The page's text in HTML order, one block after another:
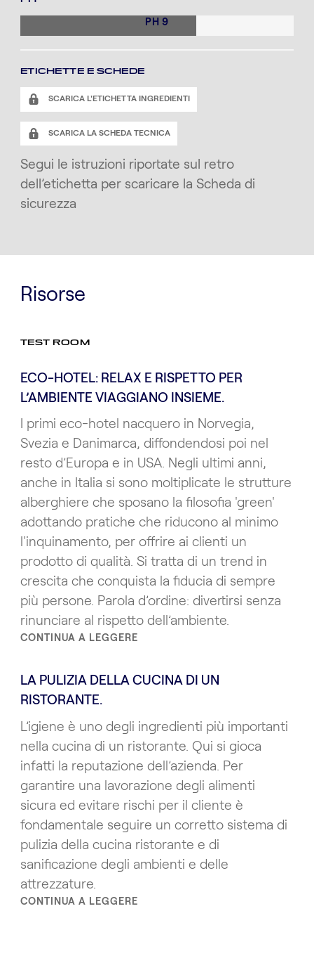
PH 9
ETICHETTE E SCHEDE
SCARICA L'ETICHETTA INGREDIENTI
SCARICA LA SCHEDA TECNICA
Segui le istruzioni riportate sul retro
dell’etichetta per scaricare la Scheda di
sicurezza
Risorse
TEST ROOM
ECO-HOTEL: RELAX E RISPETTO PER
L’AMBIENTE VIAGGIANO INSIEME.
I primi eco-hotel nacquero in Norvegia,
Svezia e Danimarca, diffondendosi poi nel
resto d’Europa e in USA. Negli ultimi anni,
anche in Italia si sono moltiplicate le strutture
alberghiere che sposano la filosofia 'green'
adottando pratiche che riducono al minimo
l'inquinamento, per offrire ai clienti un
prodotto di qualità. Si tratta di un trend in
crescita che conquista la fiducia di sempre
più persone. Parola d’ordine: divertirsi senza
rinunciare al rispetto dell’ambiente.
CONTINUA A LEGGERE
LA PULIZIA DELLA CUCINA DI UN
RISTORANTE.
L’igiene è uno degli ingredienti più importanti
nella cucina di un ristorante. Qui si gioca
infatti la reputazione dell’azienda. Per
garantire una lavorazione degli alimenti
sicura ed evitare rischi per il cliente è
fondamentale seguire un corretto sistema di
pulizia della cucina ristorante e di
sanificazione degli ambienti e delle
attrezzature.
CONTINUA A LEGGERE